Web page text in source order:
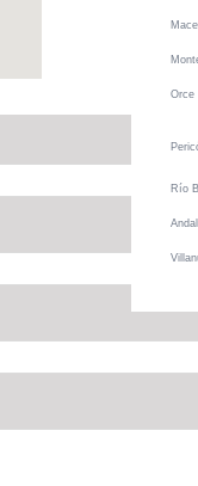
Orce
Río